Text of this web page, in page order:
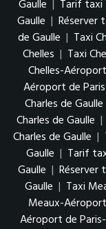
Gaulle | Tarif taxi
Gaulle | Réserver
de Gaulle | Taxi
Chelles | Taxi
Chelles-
Aéroport de
Charles de Gaulle
Charles de Gaulle |
Charles de Gaulle |
Gaulle | Tarif
Gaulle | Réserver
Gaulle | Taxi
Meaux-
Aéroport de